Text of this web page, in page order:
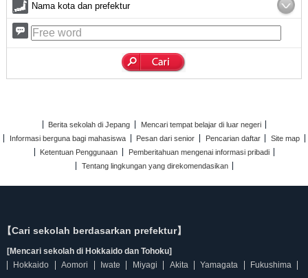
Nama kota dan prefektur
Berita sekolah di Jepang
Mencari tempat belajar di luar negeri
Informasi berguna bagi mahasiswa
Pesan dari senior Pencarian daftar
Site map
Ketentuan Penggunaan
Pemberitahuan mengenai informasi pribadi
Tentang lingkungan yang direkomendasikan
【Cari sekolah berdasarkan prefektur】
[Mencari sekolah di Hokkaido dan Tohoku]
Hokkaido
Aomori Iwate Miyagi Akita Yamagata Fukushima